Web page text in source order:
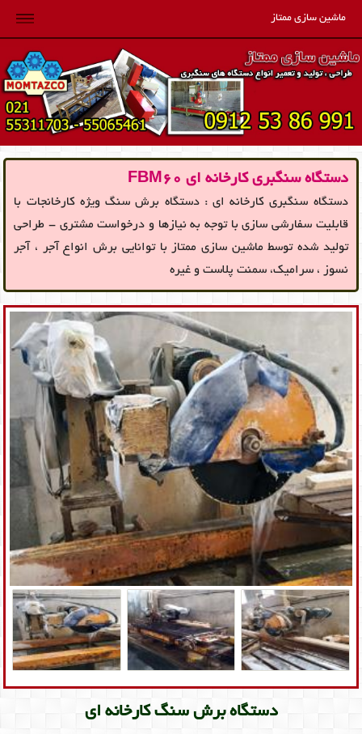
ماشین سازی ممتاز
دستگاه سنگبری کارخانه ای FBM60‎
دستگاه سنگبری کارخانه ای : دستگاه برش سنگ ویژه کارخانجات با
قابلیت سفارشی سازی با توجه به نیازها و درخواست مشتری - طراحی
تولید شده توسط ماشین سازی ممتاز با توانایی برش انواع آجر ، آجر
نسوز ، سرامیک، سمنت پلاست و غیره
دستگاه برش سنگ کارخانه ای